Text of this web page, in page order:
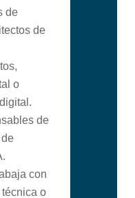
de
de
o
de
con
o